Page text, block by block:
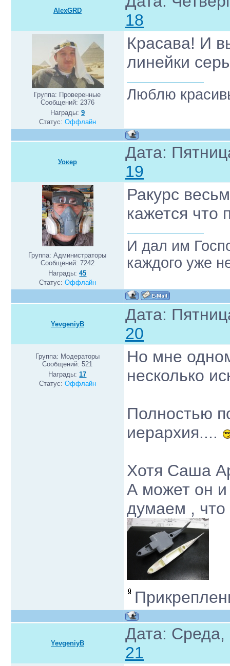
AlexGRD
18
Группа: Проверенные
Сообщений: 2376
Награды: 9
Статус: Оффлайн
Красава! И
линейки
Люблю
Уокер
Дата:
19
Группа: Администраторы
Сообщений: 7242
Награды:45
Статус: Оффлайн
Ракурс
кажется что
И дал им
каждого уже
YevgeniyB
Дата:
20
Группа: Модераторы
Сообщений:521
Награды:17
Статус: Оффлайн
Но мне
несколько
Полностью
иерархия....
Хотя Саша
А может он
думаем ,
YevgeniyB
Дата:
21